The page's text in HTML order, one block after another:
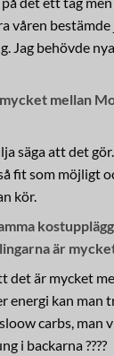
våren bestämde
Jag behövde
mellan
säga att det
fit som möjligt
kör.
är
det är mycket
energi kan man
carbs, man
i backarna ????